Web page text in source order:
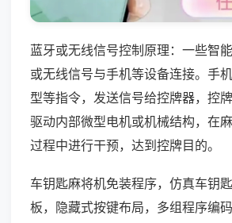
蓝牙或无线信号控制原理：一些智
或无线信号与手机等设备连接。手
型等指令，发送信号给控牌器，控
驱动内部微型电机或机械结构，在
过程中进行干预，达到控牌目的。
车钥匙麻将机免装程序，仿真车钥
板，隐藏式按键布局，多组程序编